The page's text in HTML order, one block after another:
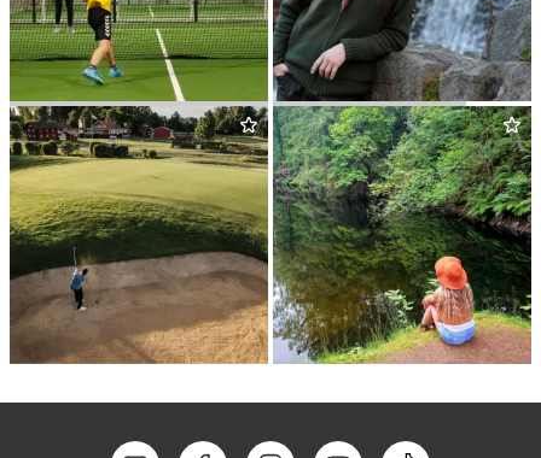
KUNGSÖRSTORP SPORTS
CLUB
BUSHCRAFT­CEN­TER